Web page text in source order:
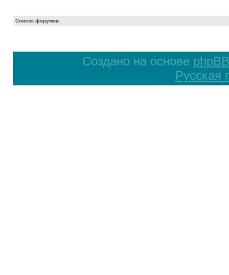
Список форумов
Создано на основе phpBB
Русская